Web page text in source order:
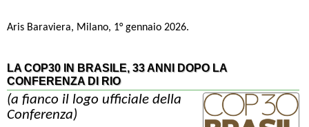
Aris Baraviera, Milano, 1° gennaio 2026.
LA COP30 IN BRASILE, 33 ANNI DOPO LA
CONFERENZA DI RIO
(a fianco il logo ufficiale della
Conferenza)